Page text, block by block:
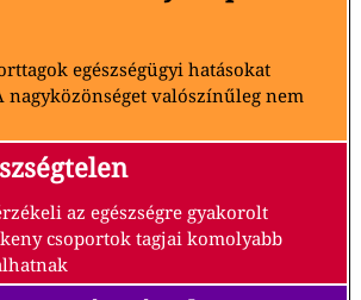
egészségügyi hatásokat
nagyközönséget valószínűleg nem
az egészségre gyakorolt
csoportok tagjai komolyabb